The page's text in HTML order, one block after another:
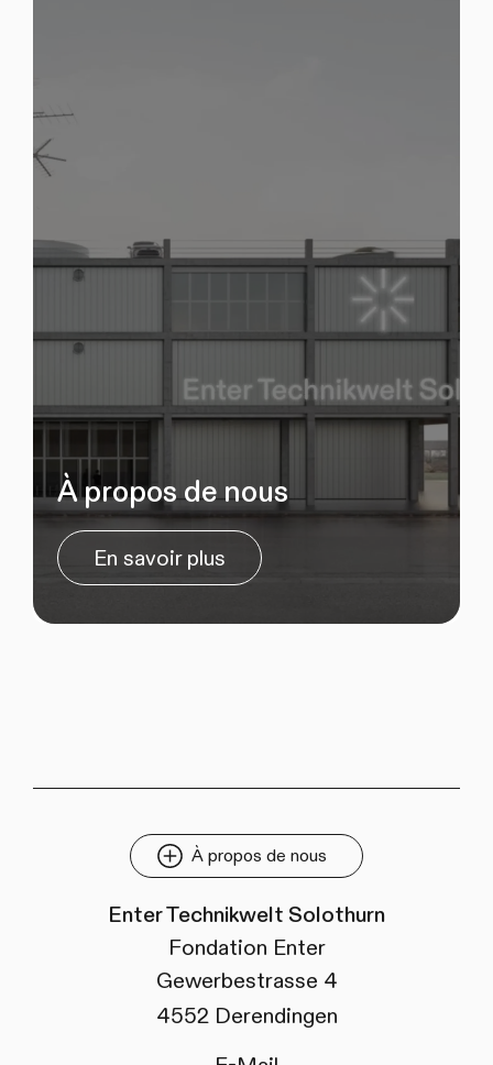
À propos de nous
En savoir plus
À propos de nous
Enter Technikwelt Solothurn
Fondation Enter
Gewerbestrasse 4
4552 Derendingen